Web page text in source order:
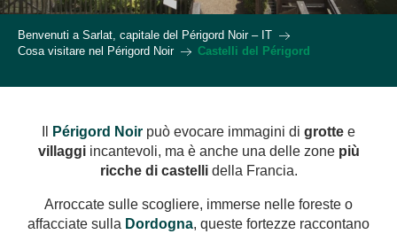
Benvenuti a Sarlat, capitale del Périgord Noir – IT
Cosa visitare nel Périgord Noir
Castelli del Périgord
Périgord Noir può evocare immagini di grotte e
villaggiincantevoli, ma è anche una delle zone più
ricche di castellidella Francia.
Arroccate sulle scogliere, immerse nelle foreste o
affacciate sulla Dordogna, queste fortezze raccontano